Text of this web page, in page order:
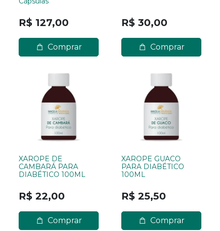
R$ 127,00
Comprar
R$ 30,00
Comprar
XAROPE DE
CAMBARÁ PARA
DIABÉTICO 100ML
R$ 22,00
Comprar
XAROPE GUACO
PARA DIABÉTICO
100ML
R$ 25,50
Comprar